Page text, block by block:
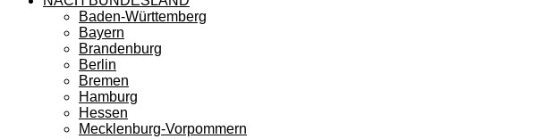
Baden-Württemberg
Bayern
Brandenburg
Berlin
Bremen
Hamburg
Hessen
Mecklenburg-Vorpommern